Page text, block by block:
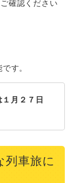
確認ください
す。
月２７日
列車旅に